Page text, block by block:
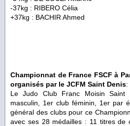
-37kg : RIBERO Célia
+37kg : BACHIR Ahmed
Championnat de France FSCF à
organisés par le JCFM Saint Denis:
Le Judo Club Franc Moisin Saint
masculin, 1er club féminin, 1er par
général des clubs pour ce
avec ses 28 médailles : 11 titres de